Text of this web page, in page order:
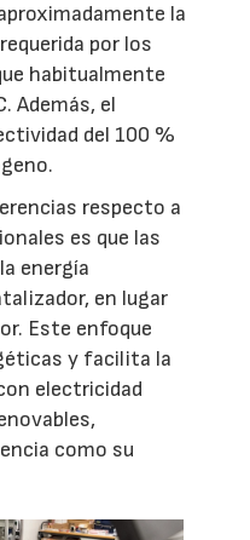
la
por los
habitualmente
Además, el
del 100 %
respecto a
es que las
energía
en lugar
Este enfoque
y facilita la
electricidad
como su